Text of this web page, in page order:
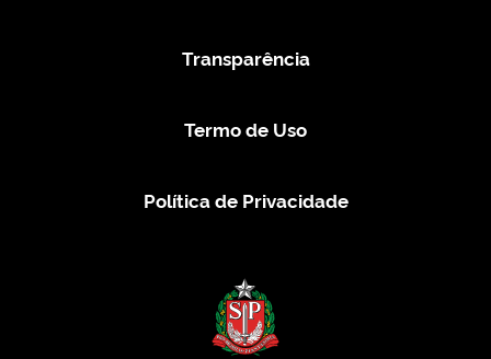
Transparência
Termo de Uso
Política de Privacidade